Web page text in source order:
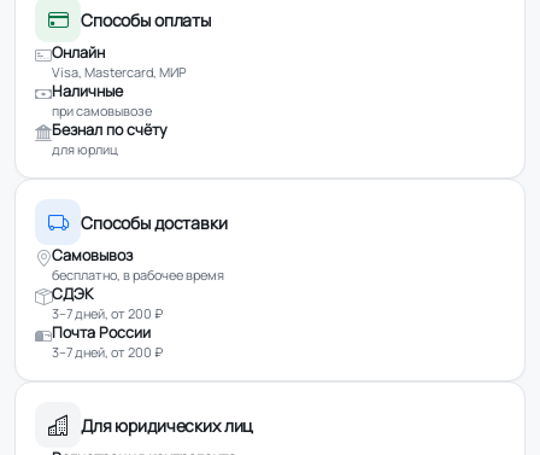
Способы оплаты
Онлайн
Visa, Mastercard, МИР
Наличные
при самовывозе
Безнал по счёту
для юрлиц
Способы доставки
Самовывоз
бесплатно, в рабочее время
СДЭК
3–7 дней, от 200 ₽
Почта России
3–7 дней, от 200 ₽
Для юридических лиц